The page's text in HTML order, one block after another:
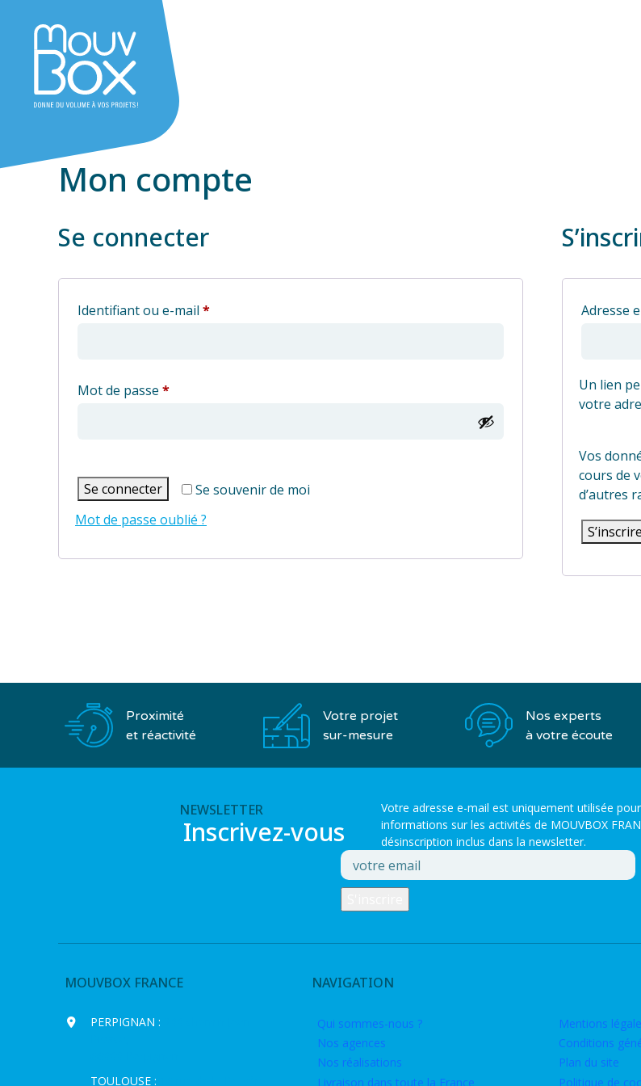
Mon compte
Se connecter
Identifiant ou e-mail *Obligatoire
Mot de passe *Obligatoire
Se souvenir de moi
Se connecter
Mot de passe oublié ?
Adresse
Un lien
votre
Vos
cours de
d’autres
S’inscrire
Proximité
et réactivité
Votre projet
sur-mesure
Nos experts
à votre écoute
NEWSLETTER
Inscrivez-vous
Votre adresse e-mail est uniquement utilisée
informations sur les activités de MOUVBOX
désinscription inclus dans la newsletter.
MOUVBOX FRANCE
PERPIGNAN :
TOULOUSE :
NAVIGATION
Qui sommes-nous ?
Nos agences
Nos réalisations
Livraison dans toute la France
Mentions
Conditions
Plan du site
Politique de